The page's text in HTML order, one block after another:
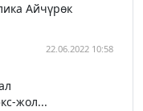
Айчүрөк
22.06.2022 10:58
жол...